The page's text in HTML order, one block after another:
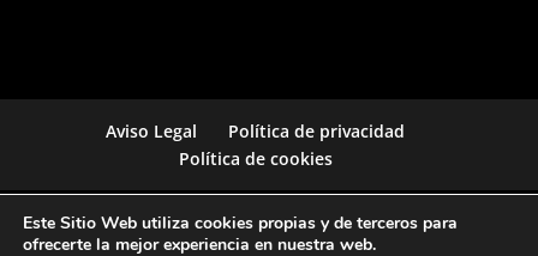
Aviso Legal
Política de privacidad
Política de cookies
Cámara de Comercio de Castellón © 2023
Este Sitio Web utiliza cookies propias y de terceros para
ofrecerte la mejor experiencia en nuestra web.